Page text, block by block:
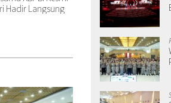
Hadir Langsung